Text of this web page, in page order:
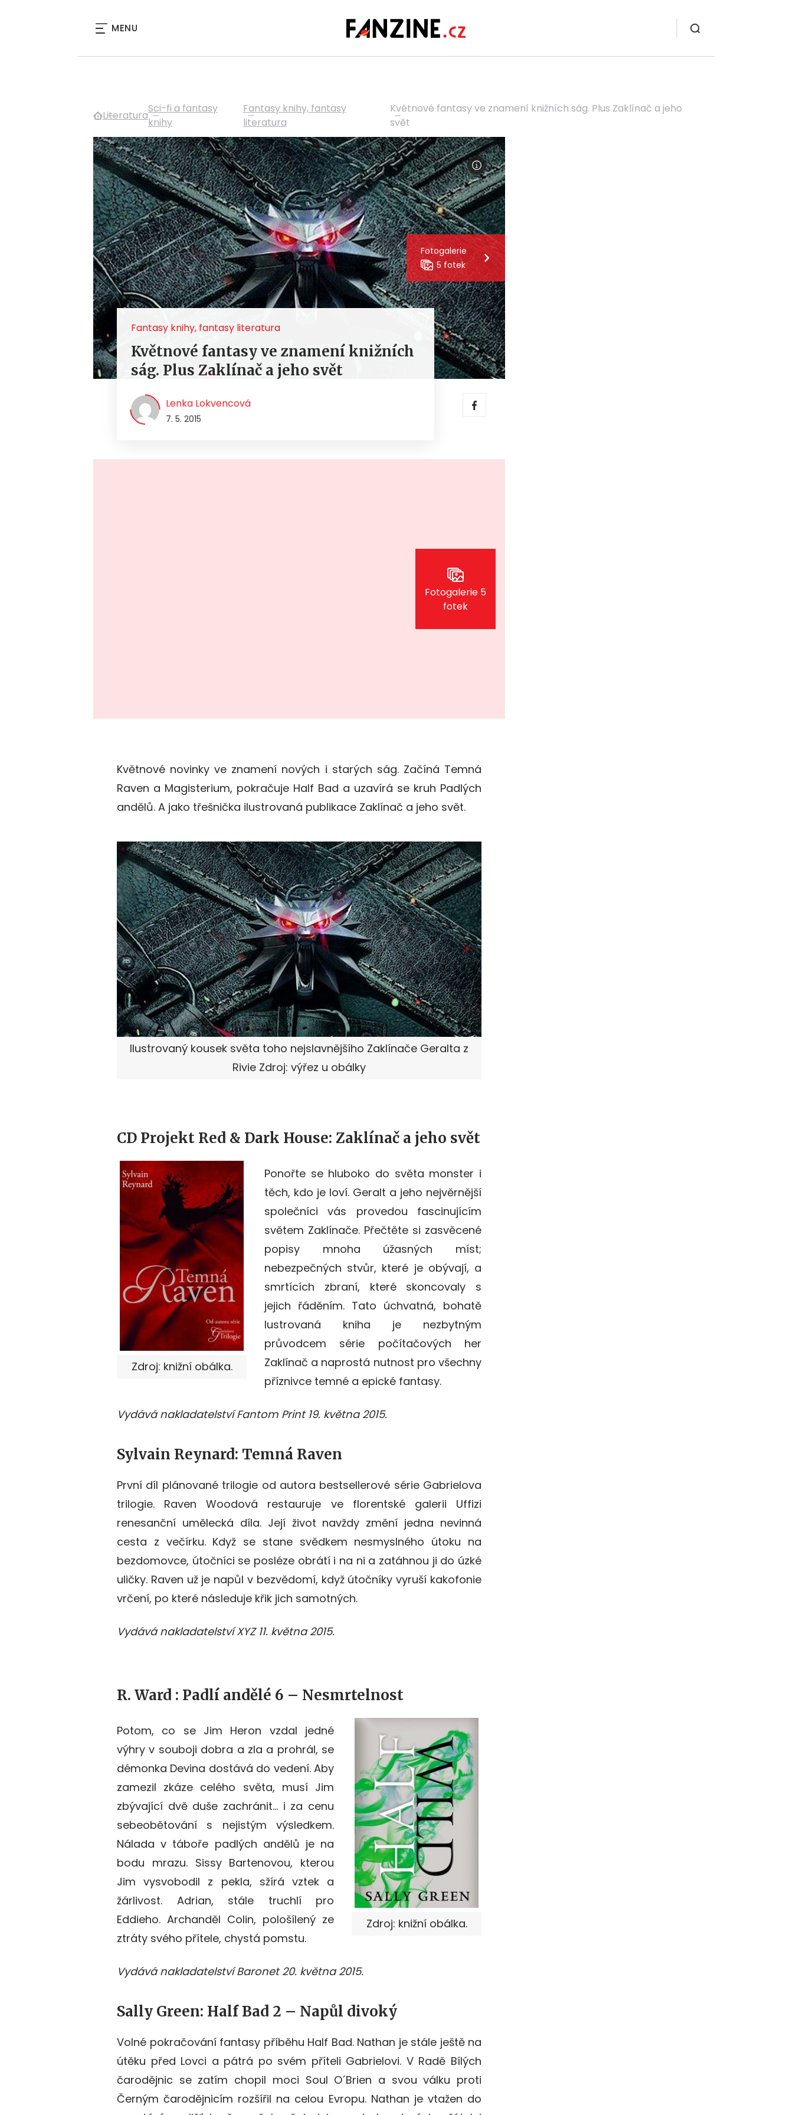
MENU
Literatura
Sci-fi a fantasy
knihy
Fantasy knihy, fantasy
literatura
Květnové fantasy ve znamení knižních ság. Plus Zaklínač a jeho
svět
Fotogalerie
5 fotek
Fantasy knihy, fantasy literatura
Květnové fantasy ve znamení knižních
ság. Plus Zaklínač a jeho svět
Lenka Lokvencová
7. 5. 2015
Fotogalerie 5
fotek
Květnové novinky ve znamení nových i starých ság. Začíná Temná
Raven a Magisterium, pokračuje Half Bad a uzavírá se kruh Padlých
andělů. A jako třešnička ilustrovaná publikace Zaklínač a jeho svět.
Ilustrovaný kousek světa toho nejslavnějšího Zaklínače Geralta z
Rivie Zdroj: výřez u obálky
CD Projekt Red & Dark House: Zaklínač a jeho svět
Zdroj: knižní obálka.
Ponořte se hluboko do světa monster i
těch, kdo je loví. Geralt a jeho nejvěrnější
společníci vás provedou fascinujícím
světem Zaklínače. Přečtěte si zasvěcené
popisy mnoha úžasných míst;
nebezpečných stvůr, které je obývají, a
smrtících zbraní, které skoncovaly s
jejich řáděním. Tato úchvatná, bohatě
lustrovaná kniha je nezbytným
průvodcem série počítačových her
Zaklínač a naprostá nutnost pro všechny
příznivce temné a epické fantasy.
Vydává nakladatelství Fantom Print 19. května 2015.
Sylvain Reynard: Temná Raven
První díl plánované trilogie od autora bestsellerové série Gabrielova
trilogie. Raven Woodová restauruje ve florentské galerii Uffizi
renesanční umělecká díla. Její život navždy změní jedna nevinná
cesta z večírku. Když se stane svědkem nesmyslného útoku na
bezdomovce, útočníci se posléze obrátí i na ni a zatáhnou ji do úzké
uličky. Raven už je napůl v bezvědomí, když útočníky vyruší kakofonie
vrčení, po které následuje křik jich samotných.
Vydává nakladatelství XYZ 11. května 2015.
R. Ward : Padlí andělé 6 – Nesmrtelnost
Zdroj: knižní obálka.
Potom, co se Jim Heron vzdal jedné
výhry v souboji dobra a zla a prohrál, se
démonka Devina dostává do vedení. Aby
zamezil zkáze celého světa, musí Jim
zbývající dvě duše zachránit… i za cenu
sebeobětování s nejistým výsledkem.
Nálada v táboře padlých andělů je na
bodu mrazu. Sissy Bartenovou, kterou
Jim vysvobodil z pekla, sžírá vztek a
žárlivost. Adrian, stále truchlí pro
Eddieho. Archanděl Colin, pološílený ze
ztráty svého přítele, chystá pomstu.
Vydává nakladatelství Baronet 20. května 2015.
Sally Green: Half Bad 2 – Napůl divoký
Volné pokračování fantasy příběhu Half Bad. Nathan je stále ještě na
útěku před Lovci a pátrá po svém příteli Gabrielovi. V Radě Bílých
čarodějnic se zatím chopil moci Soul O´Brien a svou válku proti
Černým čarodějnicím rozšířil na celou Evropu. Nathan je vtažen do